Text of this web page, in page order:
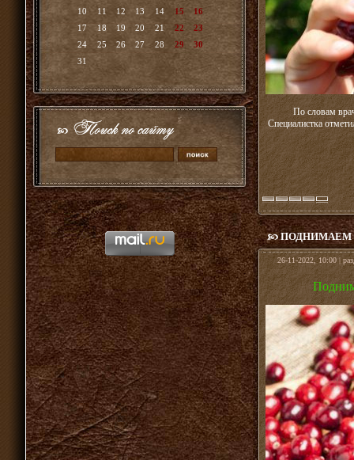
10
11 12 13 14 15
16
17
18 19 20 21 22
23
24
25 26 27 28 29
30
31
По словам
Специалистка
26-11-2022, 10:00 |